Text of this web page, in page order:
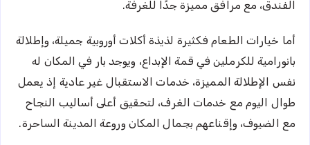
الفندق، مع مرافق مميزة جدًا للغرفة.
أما خيارات الطعام فكثيرة لذيذة أكلات أوروبية جميلة، وإطلالة
بانورامية للكرملين في قمة الإبداع، ويوجد بار في المكان له
نفس الإطلالة المميزة، خدمات الاستقبال غير عادية إذ يعمل
طوال اليوم مع خدمات الغرف، لتحقيق أعلى أساليب النجاح
مع الضيوف، وإقناعهم بجمال المكان وروعة المدينة الساحرة.